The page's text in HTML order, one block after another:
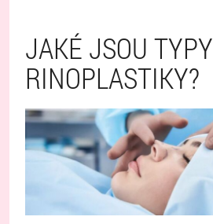
JAKÉ JSOU TYPY
RINOPLASTIKY?